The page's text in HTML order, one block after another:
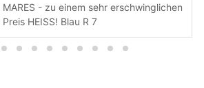
- zu einem sehr erschwinglichen
Preis HEISS! Blau R 7